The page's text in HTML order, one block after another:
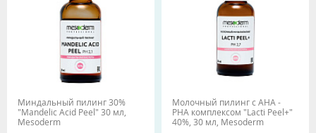
Миндальный пилинг 30%
"Mandelic Acid Peel" 30 мл,
Mesoderm
Молочный пилинг с АНА -
РНА комплексом "Lacti Peel+"
40%, 30 мл, Mesoderm